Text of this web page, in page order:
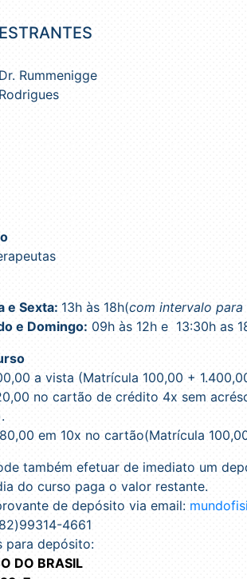
Dr. Rummenigge
Rodrigues
e Sexta: 13h às 18h(com intervalo
e Domingo: 09h às 12h e 13:30h as
a vista (Matrícula 100,00 +
no cartão de crédito 4x sem
em 10x no cartão(Matrícula
também efetuar de imediato um
do curso paga o valor restante.
de depósito via email:
4661
para depósito:
DO BRASIL